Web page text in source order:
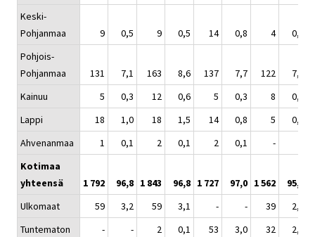
Keski-
Pohjanmaa
9 0,5 9 0,5 14 0,8 4
0,2
Pohjois-
Pohjanmaa
131 7,1 163 8,6 137 7,7 122
7,4
Kainuu
5 0,3 12 0,6 5 0,3 8
0,5
Lappi
18 1,0 18 1,5 14 0,8 5
0,3
Ahvenanmaa
1 0,1 2 0,1 2 0,1 -
Kotimaa
yhteensä
1 792 96,8 1 843 96,8 1 727 97,0 1 562 95,4
Ulkomaat
59 3,2 59 3,1 - - 39
2,4
Tuntematon
- - 2 0,1 53 3,0 32
2,0